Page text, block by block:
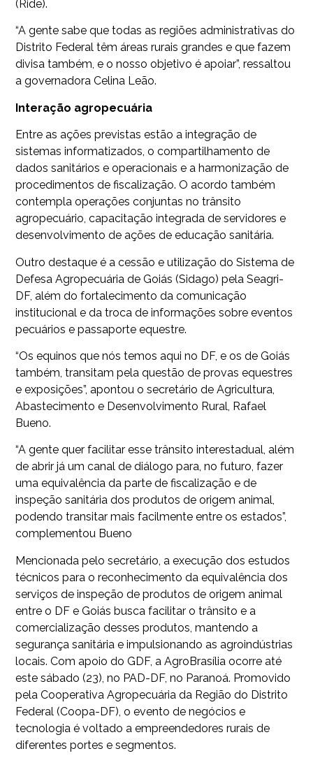
(Ride).
“A gente sabe que todas as regiões administrativas do
Distrito Federal têm áreas rurais grandes e que fazem
divisa também, e o nosso objetivo é apoiar”, ressaltou
a governadora Celina Leão.
Interação agropecuária
Entre as ações previstas estão a integração de
sistemas informatizados, o compartilhamento de
dados sanitários e operacionais e a harmonização de
procedimentos de fiscalização. O acordo também
contempla operações conjuntas no trânsito
agropecuário, capacitação integrada de servidores e
desenvolvimento de ações de educação sanitária.
Outro destaque é a cessão e utilização do Sistema de
Defesa Agropecuária de Goiás (Sidago) pela Seagri-
DF, além do fortalecimento da comunicação
institucional e da troca de informações sobre eventos
pecuários e passaporte equestre.
“Os equinos que nós temos aqui no DF, e os de Goiás
também, transitam pela questão de provas equestres
e exposições”, apontou o secretário de Agricultura,
Abastecimento e Desenvolvimento Rural, Rafael
Bueno.
“A gente quer facilitar esse trânsito interestadual, além
de abrir já um canal de diálogo para, no futuro, fazer
uma equivalência da parte de fiscalização e de
inspeção sanitária dos produtos de origem animal,
podendo transitar mais facilmente entre os estados”,
complementou Bueno
Mencionada pelo secretário, a execução dos estudos
técnicos para o reconhecimento da equivalência dos
serviços de inspeção de produtos de origem animal
entre o DF e Goiás busca facilitar o trânsito e a
comercialização desses produtos, mantendo a
segurança sanitária e impulsionando as agroindústrias
locais. Com apoio do GDF, a AgroBrasília ocorre até
este sábado (23), no PAD-DF, no Paranoá. Promovido
pela Cooperativa Agropecuária da Região do Distrito
Federal (Coopa-DF), o evento de negócios e
tecnologia é voltado a empreendedores rurais de
diferentes portes e segmentos.